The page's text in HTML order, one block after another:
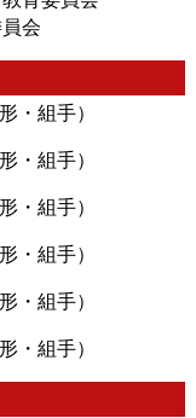
会
・組手）
・組手）
・組手）
・組手）
・組手）
・組手）